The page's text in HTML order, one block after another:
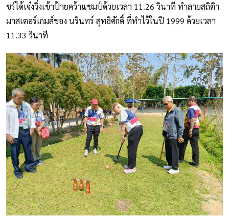
ชร์ได้เจ๋งวิ่งเข้าป้ายคว้าแชมป์ด้วยเวลา 11.26 วินาที ทำลายสถิติา
มาสเตอร์เกมส์ของ นรินทร์ สุทธิศักดิ์ ที่ทำไว้ในปี 1999 ด้วยเวลา
11.33 วินาที